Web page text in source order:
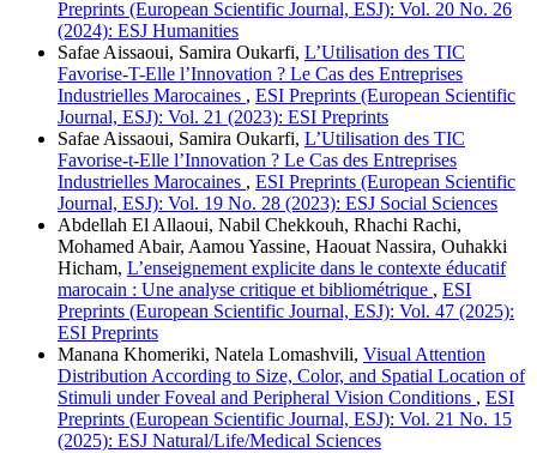
Preprints (European Scientific Journal, ESJ): Vol. 20 No. 26
(2024): ESJ Humanities
Safae Aissaoui, Samira Oukarfi, L’Utilisation des TIC
Favorise-T-Elle l’Innovation ? Le Cas des Entreprises
Industrielles Marocaines , ESI Preprints (European Scientific
Journal, ESJ): Vol. 21 (2023): ESI Preprints
Safae Aissaoui, Samira Oukarfi, L’Utilisation des TIC
Favorise-t-Elle l’Innovation ? Le Cas des Entreprises
Industrielles Marocaines , ESI Preprints (European Scientific
Journal, ESJ): Vol. 19 No. 28 (2023): ESJ Social Sciences
Abdellah El Allaoui, Nabil Chekkouh, Rhachi Rachi,
Mohamed Abair, Aamou Yassine, Haouat Nassira, Ouhakki
Hicham, L’enseignement explicite dans le contexte éducatif
marocain : Une analyse critique et bibliométrique , ESI
Preprints (European Scientific Journal, ESJ): Vol. 47 (2025):
ESI Preprints
Manana Khomeriki, Natela Lomashvili, Visual Attention
Distribution According to Size, Color, and Spatial Location of
Stimuli under Foveal and Peripheral Vision Conditions , ESI
Preprints (European Scientific Journal, ESJ): Vol. 21 No. 15
(2025): ESJ Natural/Life/Medical Sciences